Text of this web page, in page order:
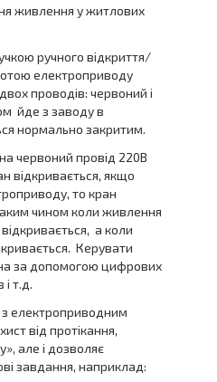
живлення у житлових
ручного відкриття/
електроприводу
проводів: червоний і
йде з заводу в
нормально закритим.
червоний провід 220В
відкривається, якщо
то кран
чином коли живлення
а коли
Керувати
за допомогою цифрових
і т.д.
з електроприводним
від протікання,
але і дозволяє
завдання, наприклад: